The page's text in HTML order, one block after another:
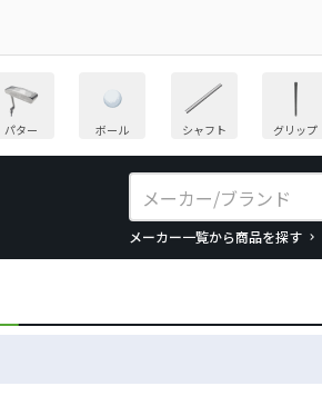
パター ボール シャフト グリップ
メーカー一覧から商品を探す